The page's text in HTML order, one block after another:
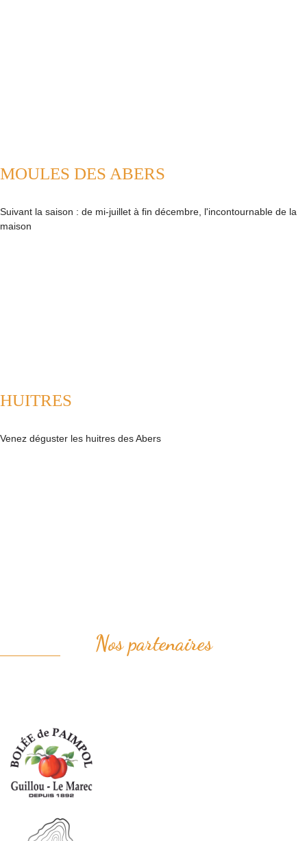
MOULES DES ABERS
Suivant la saison : de mi-juillet à fin décembre, l'incontournable de la
maison
HUITRES
Venez déguster les huitres des Abers
Nos partenaires